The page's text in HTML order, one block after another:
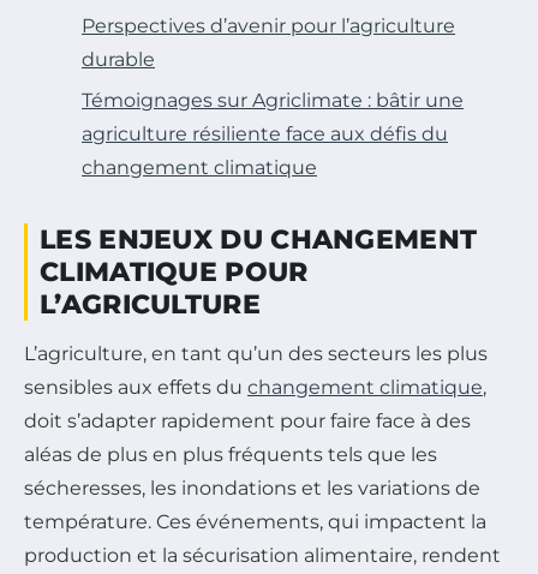
Perspectives d’avenir pour l’agriculture
durable
Témoignages sur Agriclimate : bâtir une
agriculture résiliente face aux défis du
changement climatique
LES ENJEUX DU CHANGEMENT
CLIMATIQUE POUR
L’AGRICULTURE
L’agriculture, en tant qu’un des secteurs les plus
sensibles aux effets du changement climatique,
doit s’adapter rapidement pour faire face à des
aléas de plus en plus fréquents tels que les
sécheresses, les inondations et les variations de
température. Ces événements, qui impactent la
production et la sécurisation alimentaire, rendent